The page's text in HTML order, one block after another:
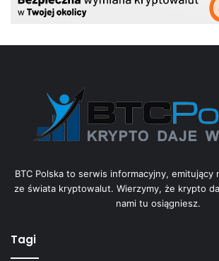
BTC Polska to serwis informacyjny, emitujący
ze świata kryptowalut. Wierzymy, że krypto
nami tu osiągniesz.
Tagi